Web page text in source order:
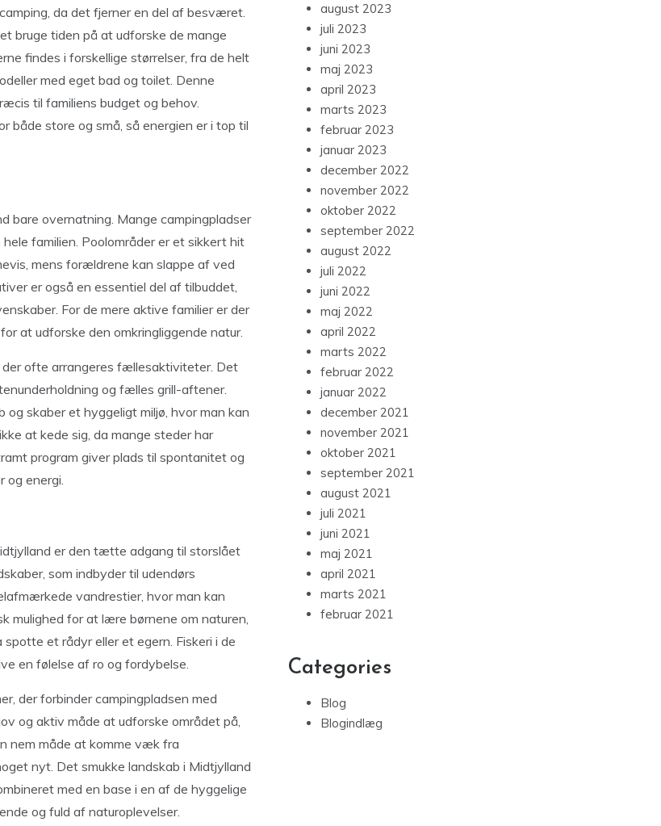
da det fjerner en del af besværet.
bruge tiden på at udforske de mange
findes i forskellige størrelser, fra de helt
med eget bad og toilet. Denne
til familiens budget og behov.
både store og små, så energien er i top til
bare overnatning. Mange campingpladser
familien. Poolområder er et sikkert hit
mens forældrene kan slappe af ved
er også en essentiel del af tilbuddet,
For de mere aktive familier er der
at udforske den omkringliggende natur.
ofte arrangeres fællesaktiviteter. Det
og fælles grill-aftener.
skaber et hyggeligt miljø, hvor man kan
at kede sig, da mange steder har
program giver plads til spontanitet og
energi.
er den tætte adgang til storslået
som indbyder til udendørs
vandrestier, hvor man kan
mulighed for at lære børnene om naturen,
et rådyr eller et egern. Fiskeri i de
en følelse af ro og fordybelse.
der forbinder campingpladsen med
og aktiv måde at udforske området på,
nem måde at komme væk fra
nyt. Det smukke landskab i Midtjylland
med en base i en af de hyggelige
og fuld af naturoplevelser.
august 2023
juli 2023
juni 2023
maj 2023
april 2023
marts 2023
februar 2023
januar 2023
december 2022
november 2022
oktober 2022
september 2022
august 2022
juli 2022
juni 2022
maj 2022
april 2022
marts 2022
februar 2022
januar 2022
december 2021
november 2021
oktober 2021
september 2021
august 2021
juli 2021
juni 2021
maj 2021
april 2021
marts 2021
februar 2021
Categories
Blog
Blogindlæg